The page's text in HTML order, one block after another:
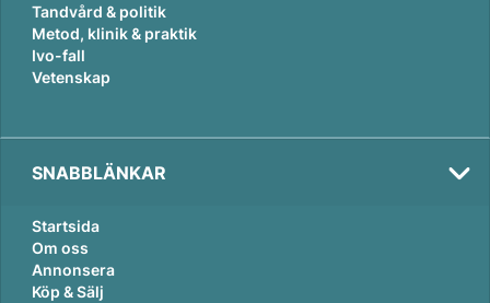
Tandvård & politik
Metod, klinik & praktik
Ivo-fall
Vetenskap
SNABBLÄNKAR
Startsida
Om oss
Annonsera
Köp & Sälj